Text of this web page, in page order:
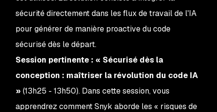
sécurité directement dans les flux de travail de l'IA
pour générer de manière proactive du code
sécurisé dès le départ.
Session pertinente : « Sécurisé dès la
conception : maîtriser la révolution du code IA
» (13h25 - 13h50). Dans cette session, vous
apprendrez comment Snyk aborde les « risques de